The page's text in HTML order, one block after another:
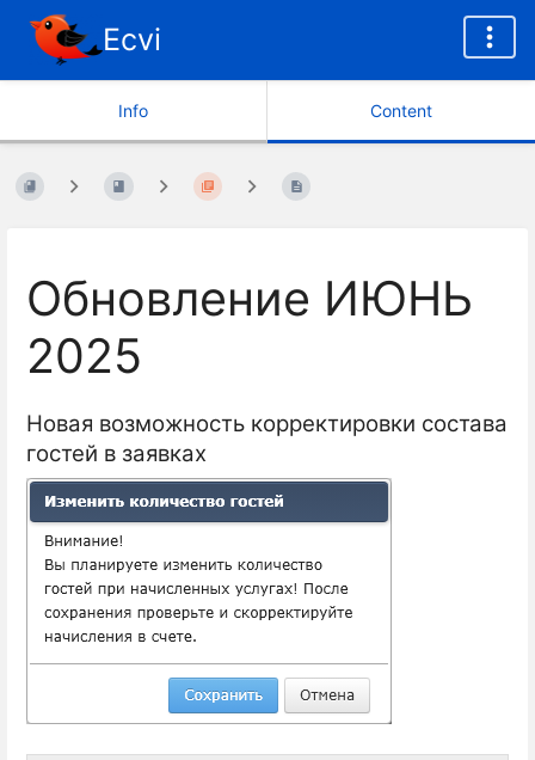
Ecvi
Info Content
Обновление ИЮНЬ
2025
Новая возможность корректировки состава
гостей в заявках